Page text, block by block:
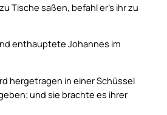
Tische saßen, befahl er’s ihr zu
enthauptete Johannes im
hergetragen in einer Schüssel
und sie brachte es ihrer